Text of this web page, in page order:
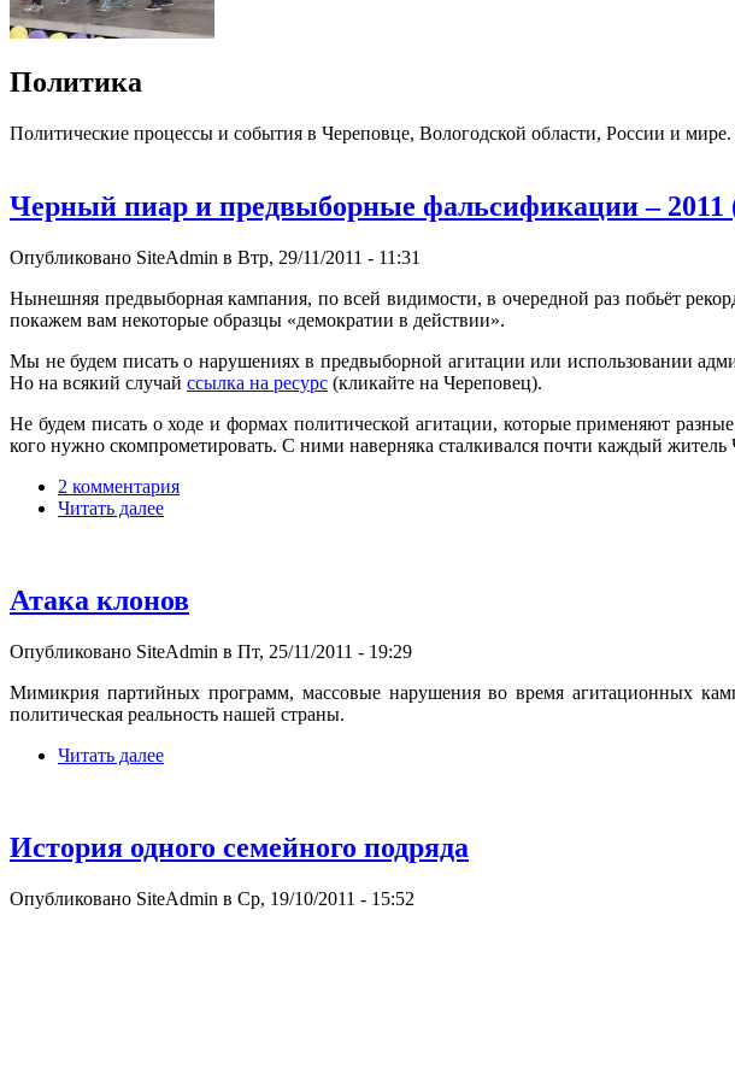
Политика
Политические процессы и события в Череповце, Вологодской области, России и
Черный пиар и предвыборные фальсификации –
Опубликовано SiteAdmin в Втр, 29/11/2011 - 11:31
Нынешняя предвыборная кампания, по всей видимости, в очередной раз побьёт
покажем вам некоторые образцы «демократии в действии».
Мы не будем писать о нарушениях в предвыборной агитации или использовании
Но на всякий случай ссылка на ресурс (кликайте на Череповец).
Не будем писать о ходе и формах политической агитации, которые применяют
кого нужно скомпрометировать. С ними наверняка сталкивался почти каждый житель
2 комментария
Читать далее
Атака клонов
Опубликовано SiteAdmin в Пт, 25/11/2011 - 19:29
Мимикрия партийных программ, массовые нарушения во время агитационных
политическая реальность нашей страны.
Читать далее
История одного семейного подряда
Опубликовано SiteAdmin в Ср, 19/10/2011 - 15:52